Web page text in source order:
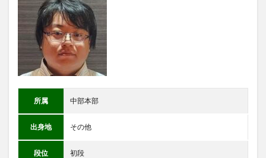
所属 中部本部
出身地 その他
段位 初段